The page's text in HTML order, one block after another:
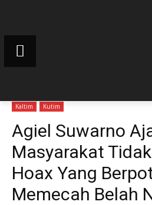
Kaltim Kutim
Agiel Suwarno
Masyarakat
Hoax Yang
Memecah Belah